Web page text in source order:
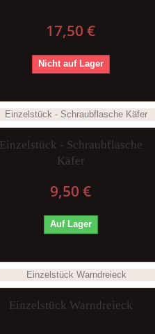
17,50 €
Nicht auf Lager
Einzelstück - Schraubflasche
Käfer
9,50 €
Auf Lager
Einzelstück Warndreieck